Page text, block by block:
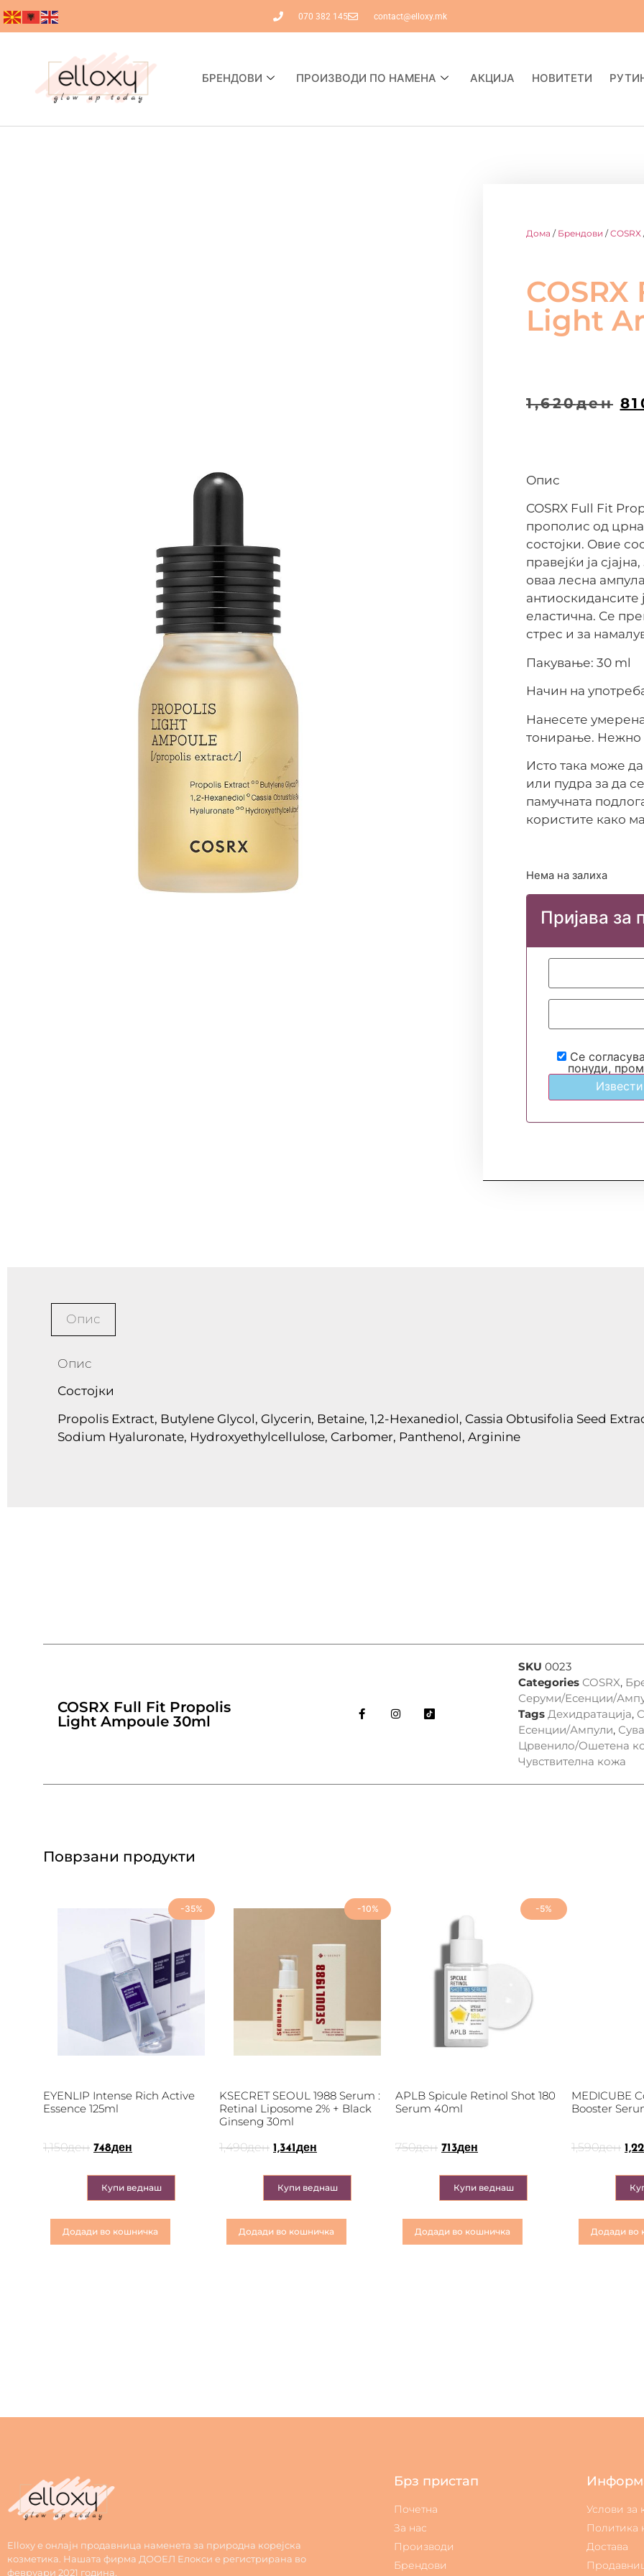
070 382 145 contact@elloxy.mk
БРЕНДОВИ ПРОИЗВОДИ ПО НАМЕНА АКЦИЈА НОВИТЕТИ
Дома / Брендови /COSRX
Light
1,620ден
Опис
COSRX Full Fit
прополис од
состојки. Овие
правејќи ја
оваа лесна
антиоскидансите
еластична. Се
стрес и за
Пакување: 30 ml
Начин на
Нанесете
тонирање. Нежно
Исто така може
или пудра за да
памучната
користите како
Нема на залиха
Пријава за
Се
понуди,
Опис
Опис
Состојки
Propolis Extract, Butylene Glycol, Glycerin, Betaine, 1,2-Hexanediol, Cassia Obtusifolia Seed
Sodium Hyaluronate, Hydroxyethylcellulose, Carbomer, Panthenol, Arginine
COSRX Full Fit Propolis
Light Ampoule 30ml
SKU 0023
Categories COSRX,
Серуми/Есенции/
Tags Дехидратација,
Есенции/Ампули,
Црвенило/Ошетена
Чувствителна кожа
Поврзани продукти
-35%
EYENLIP Intense Rich Active
Essence 125ml
1,150ден 748ден
Купи веднаш
Додади во кошничка
-10%
KSECRET SEOUL 1988 Serum :
Retinal Liposome 2% + Black
Ginseng 30ml
1,490ден 1,341 ден
Купи веднаш
Додади во кошничка
-5%
APLB Spicule Retinol Shot 180
Serum 40ml
750ден 713ден
Купи веднаш
Додади во кошничка
MEDICUBE
Booster
1,590ден
Додади во
Elloxy е онлајн продавница наменета за природна корејска
козметика. Нашата фирма ДООЕЛ Елокси е регистрирана во
февруари 2021 година.
Брз пристап
Почетна
За нас
Производи
Брендови
Услови за
Политика
Достава